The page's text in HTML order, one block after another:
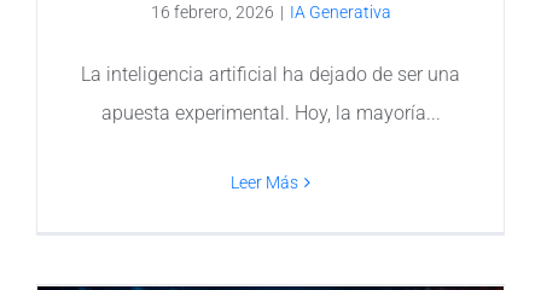
16 febrero, 2026 | IA Generativa
La inteligencia artificial ha dejado de ser una
apuesta experimental. Hoy, la mayoría
Leer Más